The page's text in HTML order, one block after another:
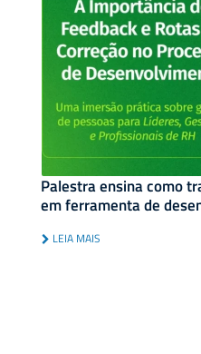
Palestra ensina como
em ferramenta de
LEIA MAIS